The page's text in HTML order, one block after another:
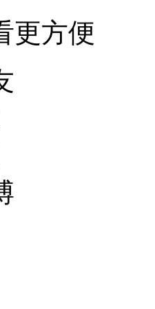
更方便